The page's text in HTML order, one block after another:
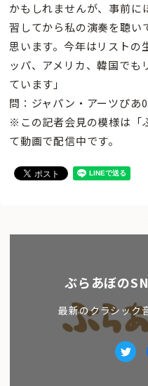
かもしれませんが、事前に
習してから私の演奏を聴い
思います。今年はリストの
ッパ、アメリカ、韓国でも
ています」
問：ジャパン・アーツぴあ
※この記者会見の模様は「
て動画で配信中です。
ぶらあぼの
最新のクラシック